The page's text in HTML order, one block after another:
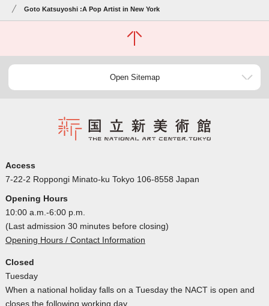
Goto Katsuyoshi :A Pop Artist in New York
Open Sitemap
Access
7-22-2 Roppongi Minato-ku Tokyo 106-8558 Japan
Opening Hours
10:00 a.m.-6:00 p.m.
(Last admission 30 minutes before closing)
Opening Hours / Contact Information
Closed
Tuesday
When a national holiday falls on a Tuesday the NACT is open and
closes the following working day